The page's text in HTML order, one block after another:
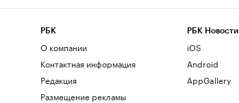
РБК
О компании
Контактная информация
Редакция
Размещение рекламы
РБК Новости
iOS
Android
AppGallery